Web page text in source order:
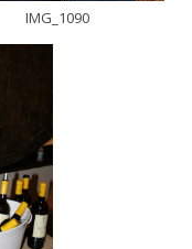
IMG_1090